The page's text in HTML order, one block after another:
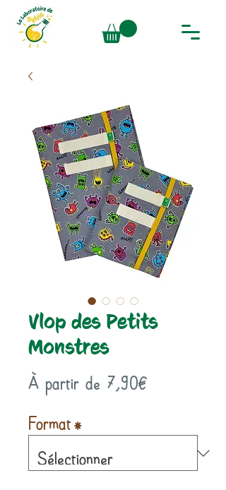
Vlop des Petits
Monstres
À partir de 7,90€Prix
Format